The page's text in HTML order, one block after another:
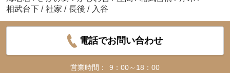
相武台下 / 社家 / 長後 / 入谷
電話でお問い合わせ
営業時間： 9：00～18：00